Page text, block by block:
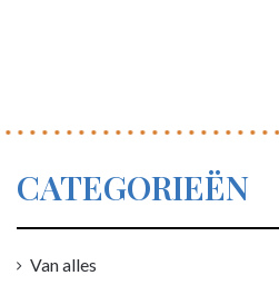
CATEGORIEËN
Van alles